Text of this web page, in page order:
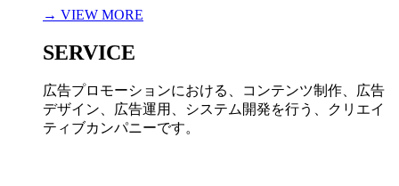
→ VIEW MORE
SERVICE
広告プロモーションにおける、コンテンツ制作、広告
デザイン、広告運用、システム開発を行う、
クリエイ
ティブカンパニーです。